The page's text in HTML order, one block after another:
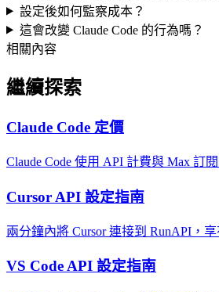
設定後如何監察成本？
這會改變 Claude Code 的行為嗎？
相關內容
繼續探索
Claude Code 定價
Claude Code 使用 API 計費與 Max 訂
Cursor API 設定指南
兩分鐘內將 Cursor 連接到 RunAPI，
VS Code API 設定指南